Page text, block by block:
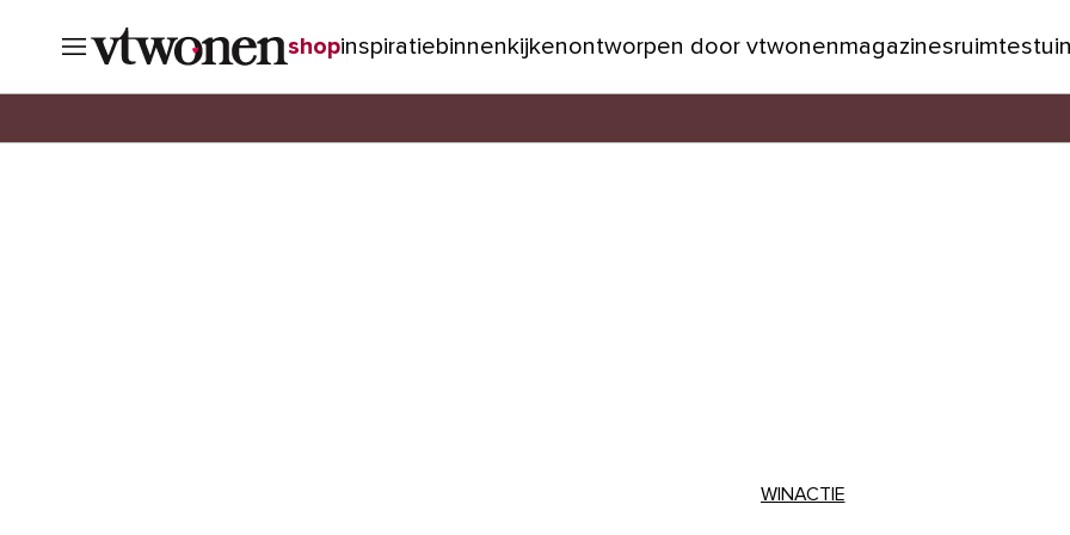
shopinspiratiebinnenkijkenontworpen door vtwonenmagazinesruimtestuin
WINACTIE